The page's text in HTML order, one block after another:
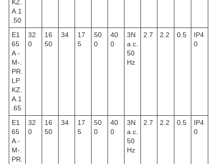
KZ.
A.1
.50
E1
65
A -
M-.
PR.
LP.
KZ.
A.1
.65
32
0
16
50
34
17
5
50
0
40
0
3N
a.c.
50
Hz
2.7 2.2 0.5
IP4
0
E1
65
A -
M-.
PR.
32
0
16
50
34
17
5
50
0
40
0
3N
a.c.
50
Hz
2.7 2.2 0.5
IP4
0